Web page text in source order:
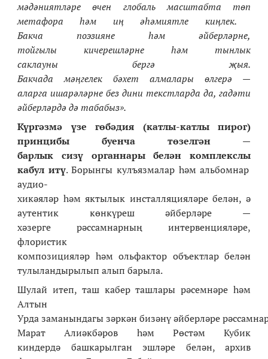
мәдәниятләре
өчен глобаль масштабта
төп
метафораһәм иң әһәмиятле киңлек.
Бакча
поэзияне һәм әйберләрне,
тойгылы
кичерешләрне һәм
тынлык
саклауны
бергә җыя.
Бакчада
мәңгелек бәхет алмалары өлгерә —
аларга ишарәләрне без дини текстларда да, гадәти
әйберләрдә дә табабыз».
Күргәзмә
үзе гөбәдия (катлы-катлыпирог)
принцибы
буенча төзелгән —
барлык
сизү органнары белән
комплекслы
кабул итү. Борынгы кулъязмалар һәм альбомнар
аудио-
хикәяләр һәм яктылык инсталляцияләре белән, ә
аутентик көнкүреш әйберләре —
хәзерге рәссамнарның интервенцияләре,
флористик
композицияләр һәм ольфактор объектлар белән
тулыландырылып алып барыла.
Шулай итеп, таш кабер ташлары рәсемнәре һәм
Алтын
Урда заманындагы зәркән бизәнү әйберләре
Марат Алиәкбәров һәм Рөстәм Кубик
киндердә башкарылган эшләре белән, архив